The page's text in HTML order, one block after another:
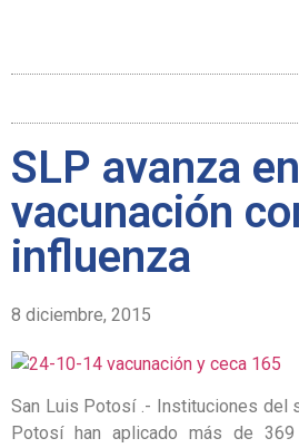
SLP avanza en
vacunación
influenza
8 diciembre, 2015
San Luis Potosí .- Instituciones del
Potosí han aplicado más de